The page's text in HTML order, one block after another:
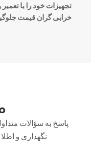
تجهیزات خود را با
خرابی گران قیمت
پاسخ به سؤالات
نگهداری و